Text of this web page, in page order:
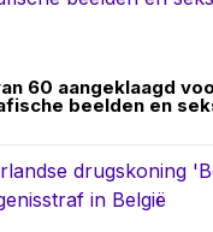
60 aangeklaagd
beelden en